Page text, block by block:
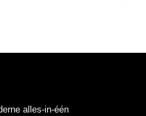
alles-in-één